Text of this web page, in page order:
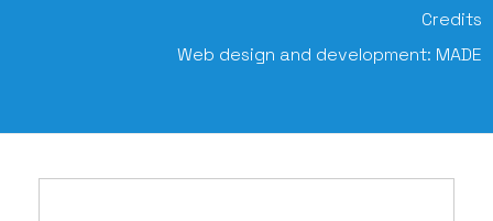
Credits
Web design and development: MADE